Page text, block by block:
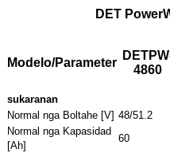
DET
Modelo/Parameter
4860
sukaranan
Normal nga Boltahe [V] 48/51.2
Normal nga Kapasidad
[Ah]
60